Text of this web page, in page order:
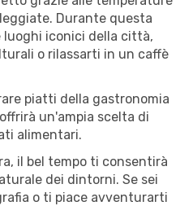
Durante questa
luoghi iconici della città,
o rilassarti in un caffè
piatti della gastronomia
un'ampia scelta di
alimentari.
il bel tempo ti consentirà
dei dintorni. Se sei
o ti piace avventurarti